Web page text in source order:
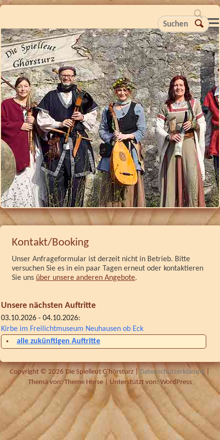
Suchen
Kontakt/Booking
Unser Anfrageformular ist derzeit nicht in Betrieb. Bitte
versuchen Sie es in ein paar Tagen erneut oder kontaktieren
Sie uns über unsere anderen Angebote.
Unsere nächsten Auftritte
03.10.2026 - 04.10.2026:
Kirbe im Freilichtmuseum Neuhausen ob Eck
alle zukünftigen Auftritte
Copyright © 2026 Die Spielleut G'hörsturz | Datenschutzerklärung
Thema von:Theme Horse | Unterstützt von:WordPress